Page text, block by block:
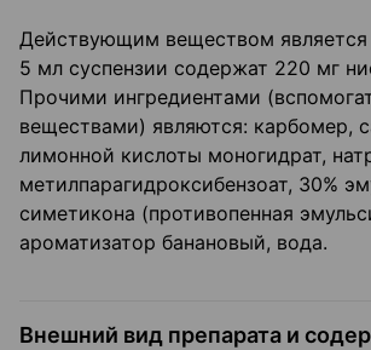
Действующим веществом является
5 мл суспензии содержат 220 мг
Прочими ингредиентами
веществами) являются: карбомер,
лимонной кислоты моногидрат,
метилпарагидроксибензоат, 30%
симетикона (противопенная
ароматизатор банановый, вода.
Внешний вид препарата и